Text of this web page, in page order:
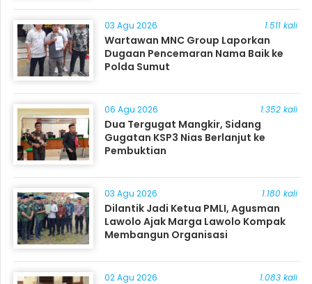
03 Agu 2026 1.511 kali
Wartawan MNC Group Laporkan
Dugaan Pencemaran Nama Baik ke
Polda Sumut
06 Agu 2026 1.352 kali
Dua Tergugat Mangkir, Sidang
Gugatan KSP3 Nias Berlanjut ke
Pembuktian
03 Agu 2026 1.180 kali
Dilantik Jadi Ketua PMLI, Agusman
Lawolo Ajak Marga Lawolo Kompak
Membangun Organisasi
02 Agu 2026 1.083 kali